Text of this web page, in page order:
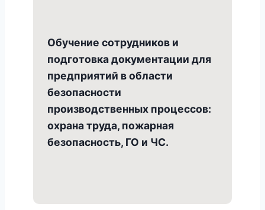
Обучение сотрудников и
подготовка документации для
предприятий в области
безопасности
производственных процессов:
охрана труда, пожарная
безопасность, ГО и ЧС.